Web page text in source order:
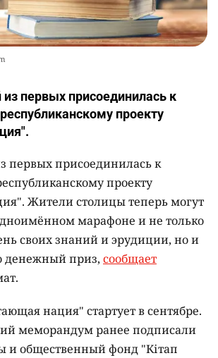
первых присоединилась к
проекту
первых присоединилась к
проекту
Жители столицы теперь могут
марафоне и не только
своих знаний и эрудиции, но и
денежный приз, сообщает
нация" стартует в сентябре.
меморандум ранее подписали
и общественный фонд "Кітап